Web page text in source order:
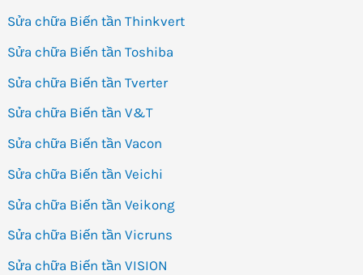
Sửa chữa Biến tần Thinkvert
Sửa chữa Biến tần Toshiba
Sửa chữa Biến tần Tverter
Sửa chữa Biến tần V&T
Sửa chữa Biến tần Vacon
Sửa chữa Biến tần Veichi
Sửa chữa Biến tần Veikong
Sửa chữa Biến tần Vicruns
Sửa chữa Biến tần VISION